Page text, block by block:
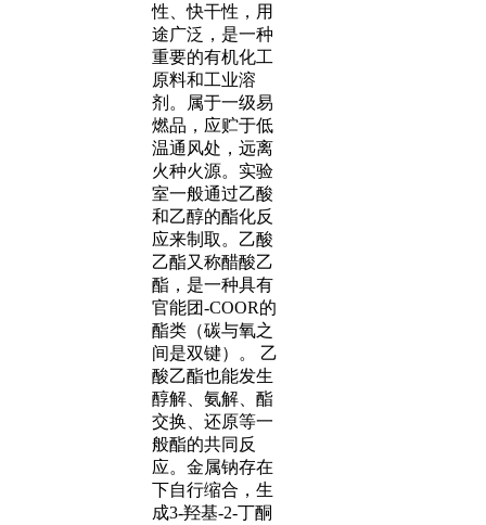
性、快干性，用
途广泛，是一种
重要的有机化工
原料和工业溶
剂。属于一级易
燃品，应贮于低
温通风处，远离
火种火源。实验
室一般通过乙酸
和乙醇的酯化反
应来制取。乙酸
乙酯又称醋酸乙
酯，是一种具有
官能团-COOR的
酯类（碳与氧之
间是双键）。 乙
酸乙酯也能发生
醇解、氨解、酯
交换、还原等一
般酯的共同反
应。金属钠存在
下自行缩合，生
成3-羟基-2-丁酮